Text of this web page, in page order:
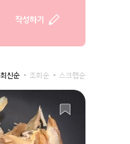
작성하기
최신순 조회순 스크랩순